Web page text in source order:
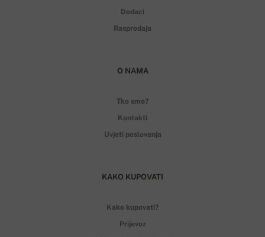
Dodaci
Rasprodaja
O NAMA
Tko smo?
Kontakti
Uvjeti poslovanja
KAKO KUPOVATI
Kako kupovati?
Prijevoz